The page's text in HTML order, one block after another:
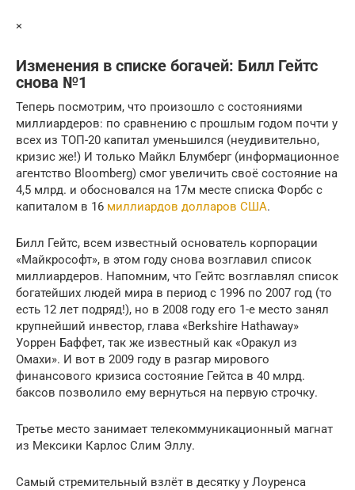
×
Изменения в списке богачей: Билл Гейтс
снова №1
Теперь посмотрим, что произошло с состояниями
миллиардеров: по сравнению с прошлым годом почти у
всех из ТОП-20 капитал уменьшился (неудивительно,
кризис же!) И только Майкл Блумберг (информационное
агентство Bloomberg) смог увеличить своё состояние на
4,5 млрд. и обосновался на 17м месте списка Форбс с
капиталом в 16 миллиардов долларов США.
Билл Гейтс, всем известный основатель корпорации
«Майкрософт», в этом году снова возглавил список
миллиардеров. Напомним, что Гейтс возглавлял список
богатейших людей мира в период с 1996 по 2007 год (то
есть 12 лет подряд!), но в 2008 году его 1-е место занял
крупнейший инвестор, глава «Berkshire Hathaway»
Уоррен Баффет, так же известный как «Оракул из
Омахи». И вот в 2009 году в разгар мирового
финансового кризиса состояние Гейтса в 40 млрд.
баксов позволило ему вернуться на первую строчку.
Третье место занимает телекоммуникационный магнат
из Мексики Карлос Слим Эллу.
Самый стремительный взлёт в десятку у Лоуренса